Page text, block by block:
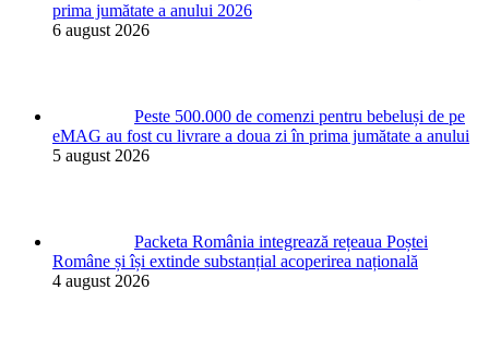
prima jumătate a anului 2026
6 august 2026
Peste 500.000 de comenzi pentru bebeluși de pe
eMAG au fost cu livrare a doua zi în prima jumătate a anului
5 august 2026
Packeta România integrează rețeaua Poștei
Române și își extinde substanțial acoperirea națională
4 august 2026